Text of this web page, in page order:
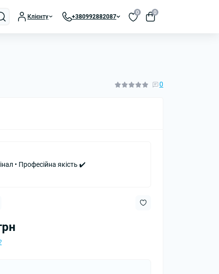
Клієнту +380992882087
0 0
0
• Професійна якість ✔️